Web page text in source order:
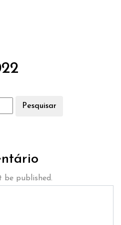
Pesquisar
be published.